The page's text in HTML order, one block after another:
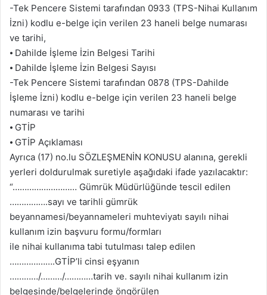
-Tek Pencere Sistemi tarafından 0933 (TPS-Nihai Kullanım
İzni) kodlu e-belge için verilen 23 haneli belge numarası
ve tarihi,
⦁ Dahilde İşleme İzin Belgesi Tarihi
⦁ Dahilde İşleme İzin Belgesi Sayısı
-Tek Pencere Sistemi tarafından 0878 (TPS-Dahilde
İşleme İzni) kodlu e-belge için verilen 23 haneli belge
numarası ve tarihi
⦁ GTİP
⦁ GTİP Açıklaması
Ayrıca (17) no.lu SÖZLEŞMENİN KONUSU alanına, gerekli
yerleri doldurulmak suretiyle aşağıdaki ifade yazılacaktır:
“……………………… Gümrük Müdürlüğünde tescil edilen
…………….sayı ve tarihli gümrük
beyannamesi/beyannameleri muhteviyatı sayılı nihai
kullanım izin başvuru formu/formları
ile nihai kullanıma tabi tutulması talep edilen
……………….GTİP’li cinsi eşyanın
…………/………/…………tarih ve. sayılı nihai kullanım izin
belgesinde/belgelerinde öngörülen